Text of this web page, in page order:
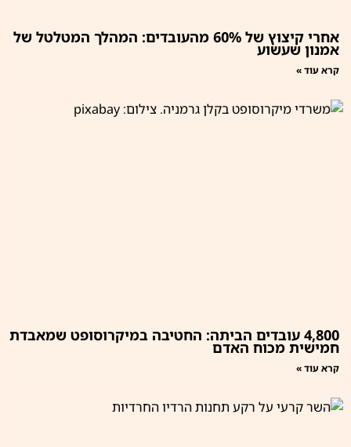
אחרי קיצוץ של 60% מהעובדים: המהלך המטלטל של
אמנון שעשוע
קרא עוד »
4,800 עובדים הביתה: החטיבה במיקרוסופט שמאבדת
חמישית מכוח האדם
קרא עוד »